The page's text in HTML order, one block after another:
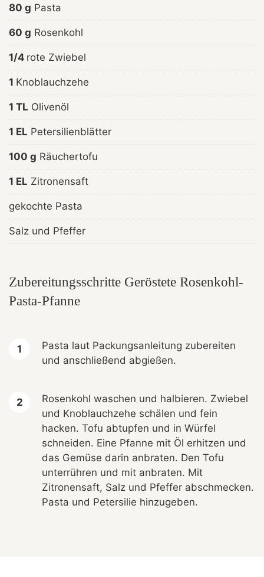
80 g Pasta
60 g Rosenkohl
1/4 rote Zwiebel
1 Knoblauchzehe
1 TL Olivenöl
1 EL Petersilienblätter
100 g Räuchertofu
1 EL Zitronensaft
gekochte Pasta
Salz und Pfeffer
Zubereitungsschritte Geröstete Rosenkohl-
Pasta-Pfanne
Pasta laut Packungsanleitung zubereiten
und anschließend abgießen.
Rosenkohl waschen und halbieren. Zwiebel
und Knoblauchzehe schälen und fein
hacken. Tofu abtupfen und in Würfel
schneiden. Eine Pfanne mit Öl erhitzen und
das Gemüse darin anbraten. Den Tofu
unterrühren und mit anbraten. Mit
Zitronensaft, Salz und Pfeffer abschmecken.
Pasta und Petersilie hinzugeben.